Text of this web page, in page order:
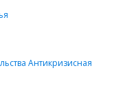
Антикризисная